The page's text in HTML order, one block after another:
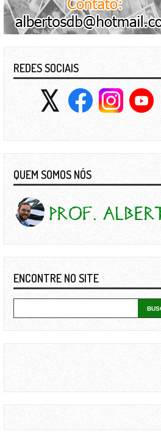
REDES SOCIAIS
QUEM SOMOS NÓS
ENCONTRE NO SITE